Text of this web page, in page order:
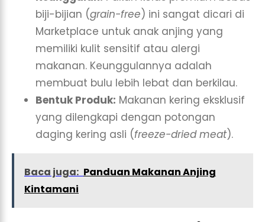
biji-bijian (grain-free) ini sangat dicari di
Marketplace untuk anak anjing yang
memiliki kulit sensitif atau alergi
makanan. Keunggulannya adalah
membuat bulu lebih lebat dan berkilau.
Bentuk Produk: Makanan kering eksklusif
yang dilengkapi dengan potongan
daging kering asli (freeze-dried meat).
Baca juga: Panduan Makanan Anjing
Kintamani